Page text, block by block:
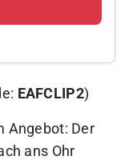
EAFCLIP2)
Angebot: Der
ans Ohr